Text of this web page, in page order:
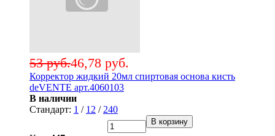
46,78 руб.
53 руб.
Корректор жидкий 20мл спиртовая основа кисть
deVENTE арт.4060103
В наличии
Стандарт: 1 / 12 / 240
В корзину